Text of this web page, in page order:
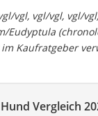
Vergleich